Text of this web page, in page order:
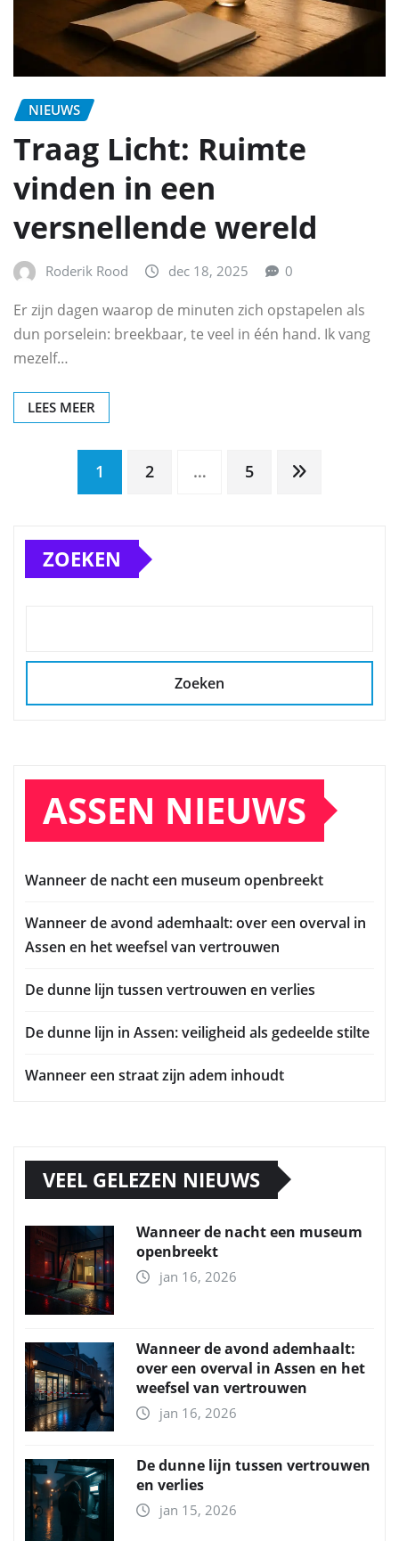
NIEUWS
Traag Licht: Ruimte
vinden in een
versnellende wereld
Roderik Rood dec 18, 2025 0
Er zijn dagen waarop de minuten zich opstapelen als
dun porselein: breekbaar, te veel in één hand. Ik vang
mezelf…
LEES MEER
Berichten
paginering
1 2 … 5
ZOEKEN
Zoeken
ASSEN NIEUWS
Wanneer de nacht een museum openbreekt
Wanneer de avond ademhaalt: over een overval in
Assen en het weefsel van vertrouwen
De dunne lijn tussen vertrouwen en verlies
De dunne lijn in Assen: veiligheid als gedeelde stilte
Wanneer een straat zijn adem inhoudt
VEEL GELEZEN NIEUWS
Wanneer de nacht een museum
openbreekt
jan 16, 2026
Wanneer de avond ademhaalt:
over een overval in Assen en het
weefsel van vertrouwen
jan 16, 2026
De dunne lijn tussen vertrouwen
en verlies
jan 15, 2026